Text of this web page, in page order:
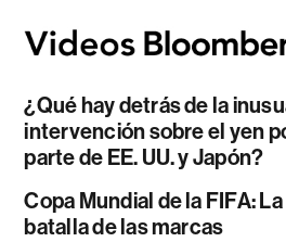
¿Qué hay detrás de la
intervención sobre el yen
parte de EE. UU. y Japón?
Copa Mundial de la FIFA: La
batalla de las marcas